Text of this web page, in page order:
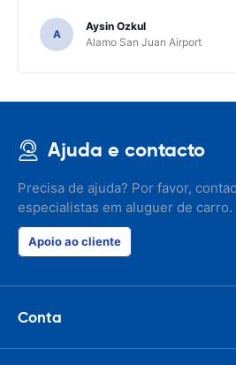
A
Aysin Ozkul
Alamo San Juan Airport
Ajuda e contacto
Precisa de ajuda? Por favor,
especialistas em aluguer de carro.
Apoio ao cliente
Conta